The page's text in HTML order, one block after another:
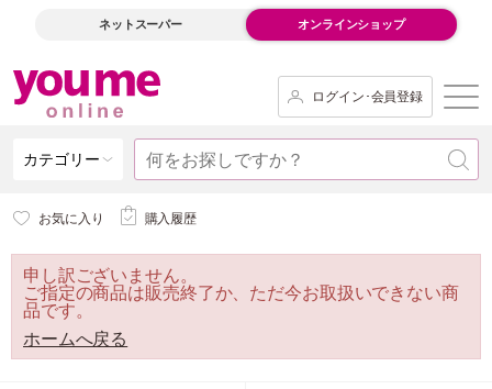
ネットスーパー オンラインショップ
ログイン･会員登録
カテゴリー
お気に入り 購入履歴
申し訳ございません。
ご指定の商品は販売終了か、ただ今お取扱いできない商
品です。
ホームへ戻る